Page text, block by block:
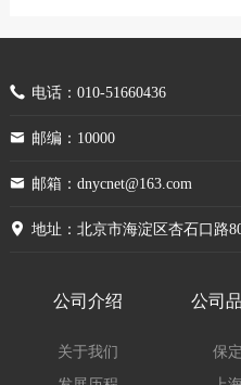
电话：010-51660436
邮编：10000
邮箱：dnycnet@163.com
地址：北京市海淀区杏石口路
公司介绍
关于我们
公司
保